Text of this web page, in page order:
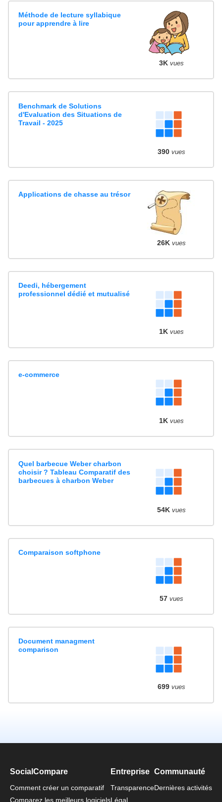
Méthode de lecture syllabique
pour apprendre à lire
3K vues
Benchmark de Solutions
d'Evaluation des Situations de
Travail - 2025
390 vues
Applications de chasse au trésor
26K vues
Deedi, hébergement
professionnel dédié et mutualisé
1K vues
e-commerce
1K vues
Quel barbecue Weber charbon
choisir ? Tableau Comparatif des
barbecues à charbon Weber
54K vues
Comparaison softphone
57 vues
Document managment
comparison
699 vues
SocialCompare
Comment créer un comparatif
Comparez les meilleurs logiciels
Entreprise
Transparence
Légal
Communauté
Dernières activités